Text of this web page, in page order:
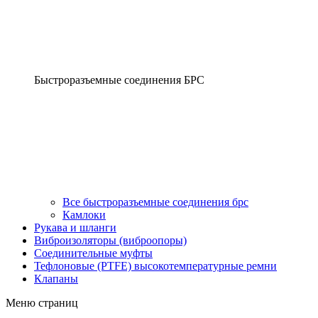
Быстроразъемные соединения БРС
Все быстроразъемные соединения брс
Камлоки
Рукава и шланги
Виброизоляторы (виброопоры)
Соединительные муфты
Тефлоновые (PTFE) высокотемпературные ремни
Клапаны
Меню страниц